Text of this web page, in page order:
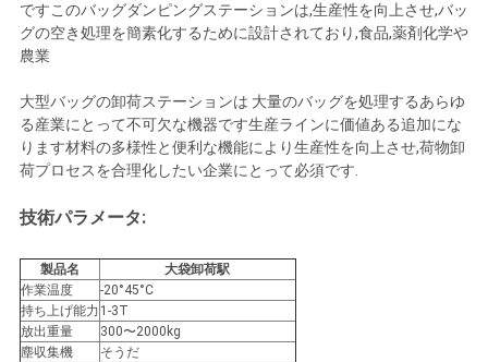
し
な
さ
い
用
を
ですこのバッグダンピングステーションは,生産性を向上させ,バッ
グの空き処理を簡素化するために設計されており,食品,薬剤化学や
農業
大型バッグの卸荷ステーションは 大量のバッグを処理するあらゆ
る産業にとって不可欠な機器です生産ラインに価値ある追加にな
ります材料の多様性と便利な機能により生産性を向上させ,荷物卸
荷プロセスを合理化したい企業にとって必須です.
技術パラメータ:
製品名
大袋卸荷駅
作業温度
-20°45°C
持ち上げ能力 1-3T
放出重量
300〜2000kg
塵収集機
そうだ